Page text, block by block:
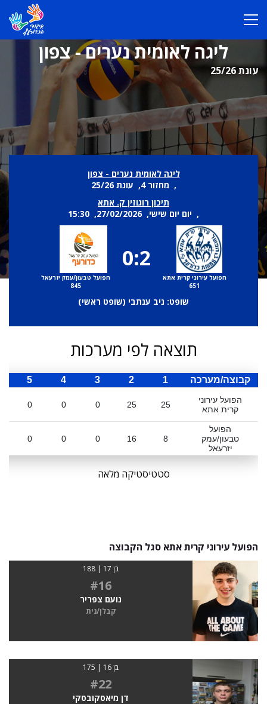
ליגה לאומית נערים - צפון
עונת 25/26
ליגה לאומית נערים - צפון
, מחזור 4, עונת 25/26
תיכון רוגוזין ק. אתא
, יום יום שישי, 27/02/2026, 15:30
הפועל עירוני קרית אתא
651
0:2
הפועל טבעון/עמק יזרעאל
845
שופט: ניב ענתבי (שופט ראשי)
תוצאה לפי מערכות
קבוצה/מערכה 1
2
3
4
5
הפועל עירוני
קרית אתא
25
25
0
0
0
הפועל
טבעון/עמק
יזרעאל
8
16
0
0
0
סטטיסטיקה מלאה
הפועל עירוני קרית אתא סגל הקבוצה
בן 17 | 188
#16
נועם צפריר
קבלן/נית
בן 16 | 175
#22
דן מיאסקובסקי